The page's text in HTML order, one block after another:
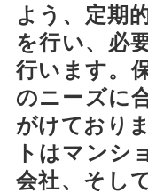
よう、定期
を行い、必
行います。
のニーズに
がけており
トはマンシ
会社、そし